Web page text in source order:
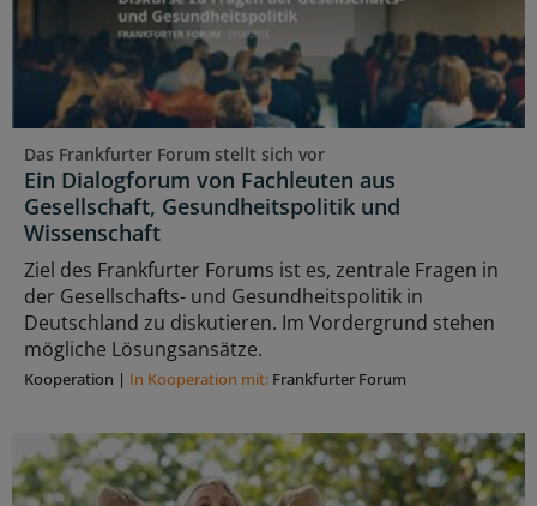
Das Frankfurter Forum stellt sich vor
Ein Dialogforum von Fachleuten aus
Gesellschaft, Gesundheitspolitik und
Wissenschaft
Ziel des Frankfurter Forums ist es, zentrale Fragen in
der Gesellschafts- und Gesundheitspolitik in
Deutschland zu diskutieren. Im Vordergrund stehen
mögliche Lösungsansätze.
Kooperation | In Kooperation mit: Frankfurter Forum